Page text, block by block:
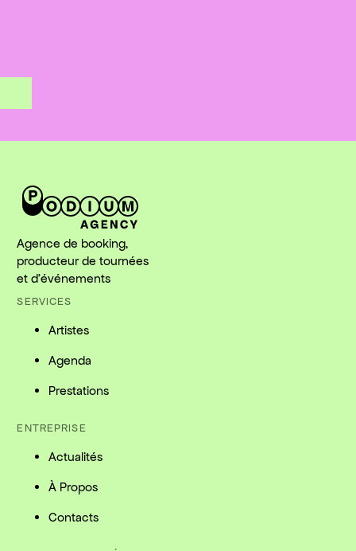
Agence de booking,
producteur de tournées
et d'événements
SERVICES
Artistes
Agenda
Prestations
ENTREPRISE
Actualités
À Propos
Contacts